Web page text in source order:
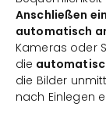
Anschließen
automatisch
Kameras oder
die
die Bilder
nach Einlegen